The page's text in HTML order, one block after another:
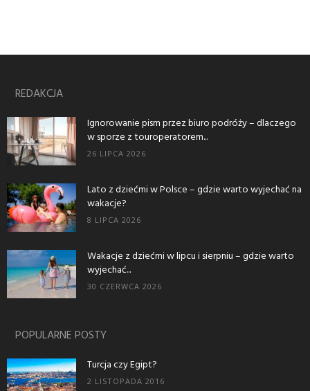
REDAKCJA
Ignorowanie pism przez biuro podróży – dlaczego
w sporze z touroperatorem...
26 LIPCA 2026
Lato z dziećmi w Polsce – gdzie warto wyjechać na
wakacje?
8 LIPCA 2026
Wakacje z dziećmi w lipcu i sierpniu – gdzie warto
wyjechać...
30 CZERWCA 2026
POPULARNE POSTY
Turcja czy Egipt?
2 LISTOPADA 2016